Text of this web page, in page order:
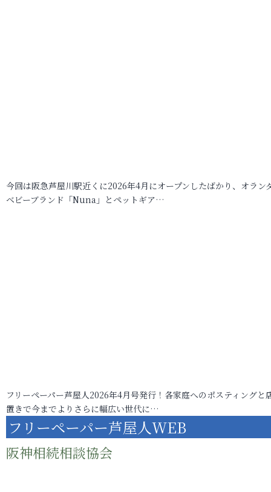
今回は阪急芦屋川駅近くに2026年4月にオープンしたばかり、オラン
ベビーブランド「Nuna」とペットギア…
フリーペーパー芦屋人2026年4月号発行！各家庭へのポスティングと
置きで今までよりさらに幅広い世代に…
フリーペーパー芦屋人WEB
阪神相続相談協会